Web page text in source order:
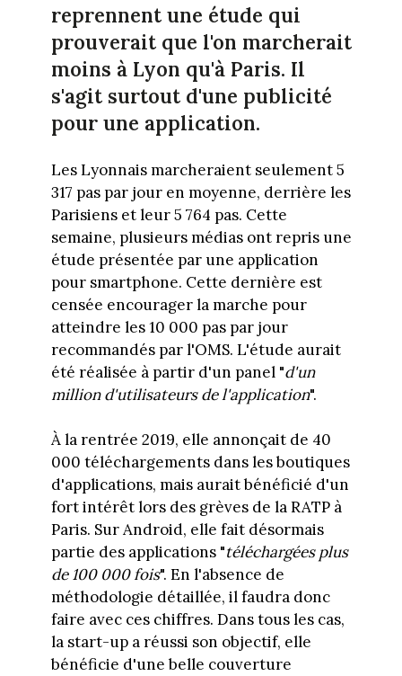
reprennent une étude qui
prouverait que l'on marcherait
moins à Lyon qu'à Paris. Il
s'agit surtout d'une publicité
pour une application.
Les Lyonnais marcheraient seulement 5
317 pas par jour en moyenne, derrière les
Parisiens et leur 5 764 pas. Cette
semaine, plusieurs médias ont repris une
étude présentée par une application
pour smartphone. Cette dernière est
censée encourager la marche pour
atteindre les 10 000 pas par jour
recommandés par l'OMS. L'étude aurait
été réalisée à partir d'un panel "d'un
million d'utilisateurs de l'application".
À la rentrée 2019, elle annonçait de 40
000 téléchargements dans les boutiques
d'applications, mais aurait bénéficié d'un
fort intérêt lors des grèves de la RATP à
Paris. Sur Android, elle fait désormais
partie des applications "téléchargées plus
de 100 000 fois". En l'absence de
méthodologie détaillée, il faudra donc
faire avec ces chiffres. Dans tous les cas,
la start-up a réussi son objectif, elle
bénéficie d'une belle couverture